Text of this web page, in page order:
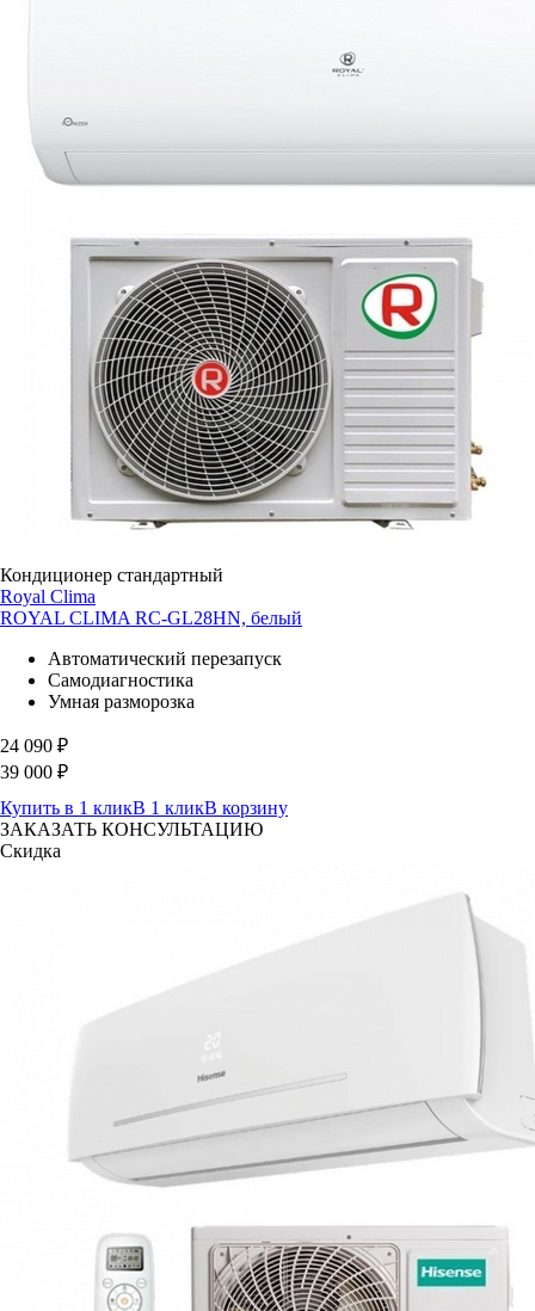
Кондиционер стандартный
Royal Clima
ROYAL CLIMA RC-GL28HN, белый
Автоматический перезапуск
Самодиагностика
Умная разморозка
24 090 ₽
39 000 ₽
Купить в 1 кликВ 1 кликВ корзину
ЗАКАЗАТЬ КОНСУЛЬТАЦИЮ
Скидка